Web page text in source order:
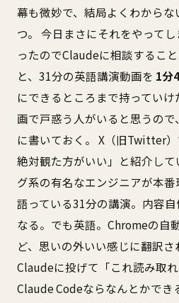
幕も微妙で、結局よくわから
つ。 今日まさにそれをやって
ったのでClaudeに相談するこ
と、31分の英語講演動画を 1分
にできるところまで持ってい
画で戸惑う人がいると思うの
に書いておく。 X（旧Twitter
絶対観た方がいい」と紹介し
グ系の有名なエンジニアが本
語っている31分の講演。内容
なる。でも英語。Chromeの自
ど、思いの外いい感じに翻訳
Claudeに投げて「これ読み取れ
Claude Codeならなんとかでき